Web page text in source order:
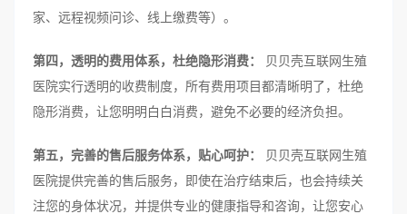
家、远程视频问诊、线上缴费等）。
第四，透明的费用体系，杜绝隐形消费：
贝贝壳互联网生殖
医院实行透明的收费制度，所有费用项目都清晰明了，杜绝
隐形消费，让您明明白白消费，避免不必要的经济负担。
第五，完善的售后服务体系，贴心呵护：
贝贝壳互联网生殖
医院提供完善的售后服务，即使在治疗结束后，也会持续关
注您的身体状况，并提供专业的健康指导和咨询，让您安心